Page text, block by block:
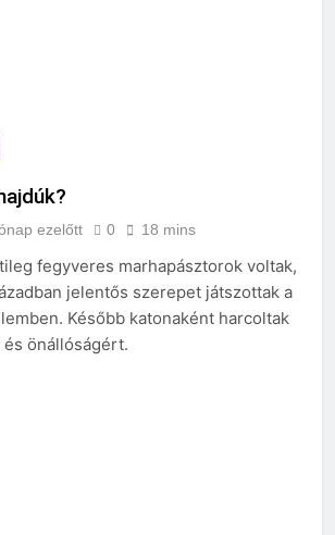
ezelőtt 0 18 mins
fegyveres marhapásztorok voltak,
jelentős szerepet játszottak a
Később katonaként harcoltak
önállóságért.